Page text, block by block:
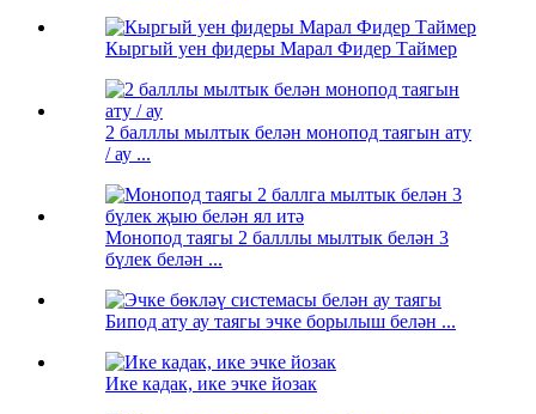
Кыргый уен фидеры Марал Фидер Таймер
2 балллы мылтык белән монопод таягын ату
/ ау ...
Монопод таягы 2 балллы мылтык белән 3
бүлек белән ...
Бипод ату ау таягы эчке борылыш белән ...
Ике кадак, ике эчке йозак